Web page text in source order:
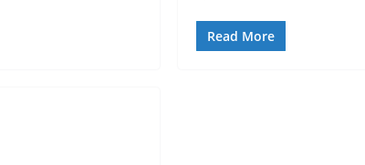
Read More